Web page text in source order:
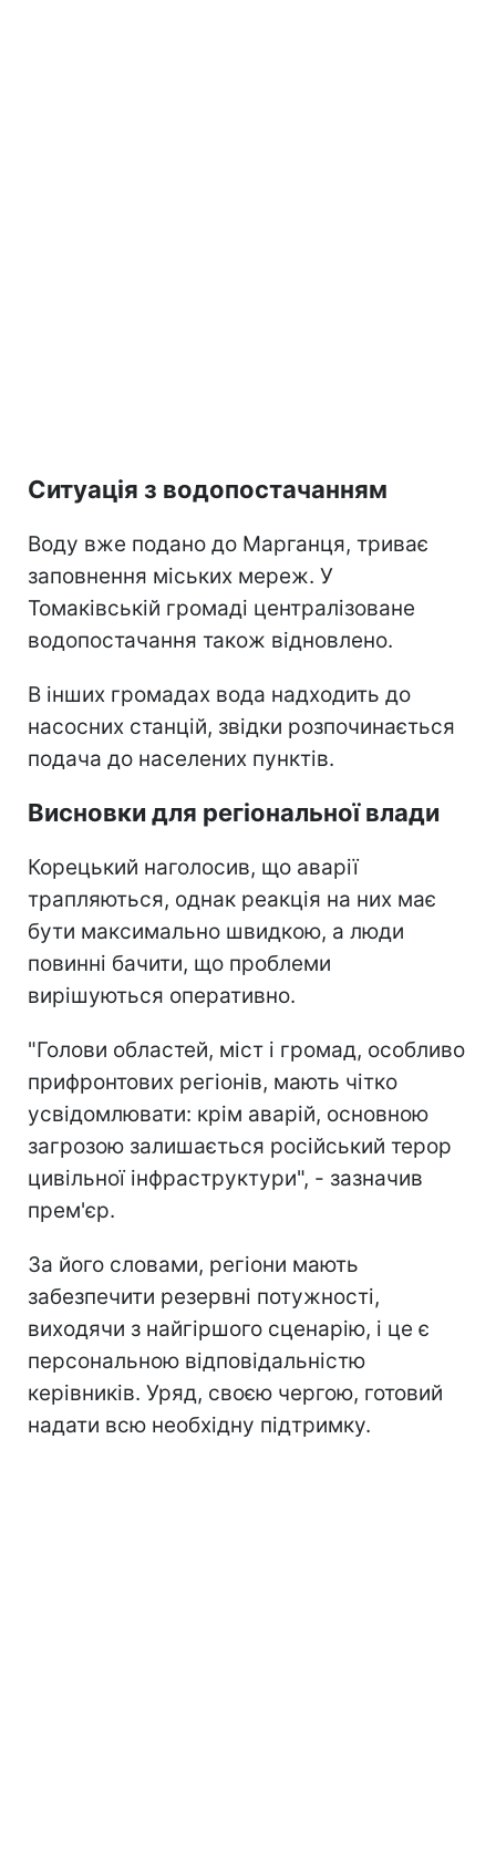
Ситуація з водопостачанням
Воду вже подано до Марганця, триває
заповнення міських мереж. У
Томаківській громаді централізоване
водопостачання також відновлено.
В інших громадах вода надходить до
насосних станцій, звідки розпочинається
подача до населених пунктів.
Висновки для регіональної влади
Корецький наголосив, що аварії
трапляються, однак реакція на них має
бути максимально швидкою, а люди
повинні бачити, що проблеми
вирішуються оперативно.
"Голови областей, міст і громад, особливо
прифронтових регіонів, мають чітко
усвідомлювати: крім аварій, основною
загрозою залишається російський терор
цивільної інфраструктури", - зазначив
прем'єр.
За його словами, регіони мають
забезпечити резервні потужності,
виходячи з найгіршого сценарію, і це є
персональною відповідальністю
керівників. Уряд, своєю чергою, готовий
надати всю необхідну підтримку.